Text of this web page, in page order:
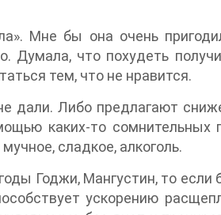
Мне бы она очень
Думала, что похудеть
тем, что не нравится.
дали. Либо предлагают
каких-то сомнительных
сладкое, алкоголь.
Годжи, Мангустин, то
ускорению